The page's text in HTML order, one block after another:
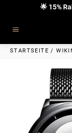
Inhalt
🌟 15%
STARTSEITE /